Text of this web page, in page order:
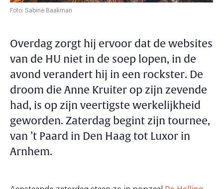
Foto: Sabine Baakman
Overdag zorgt hij ervoor dat de websites
van de HU niet in de soep lopen, in de
avond verandert hij in een rockster. De
droom die Anne Kruiter op zijn zevende
had, is op zijn veertigste werkelijkheid
geworden. Zaterdag begint zijn tournee,
van ’t Paard in Den Haag tot Luxor in
Arnhem.